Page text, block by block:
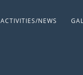
ACTIVITIES/NEWS